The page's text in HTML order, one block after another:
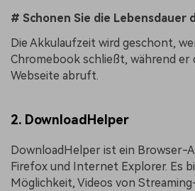
# Schonen Sie die Lebensdauer
Die Akkulaufzeit wird geschont,
Chromebook schließt, während er
Webseite abruft.
2. DownloadHelper
DownloadHelper ist ein Browser-
Firefox und Internet Explorer. Es
Möglichkeit, Videos von